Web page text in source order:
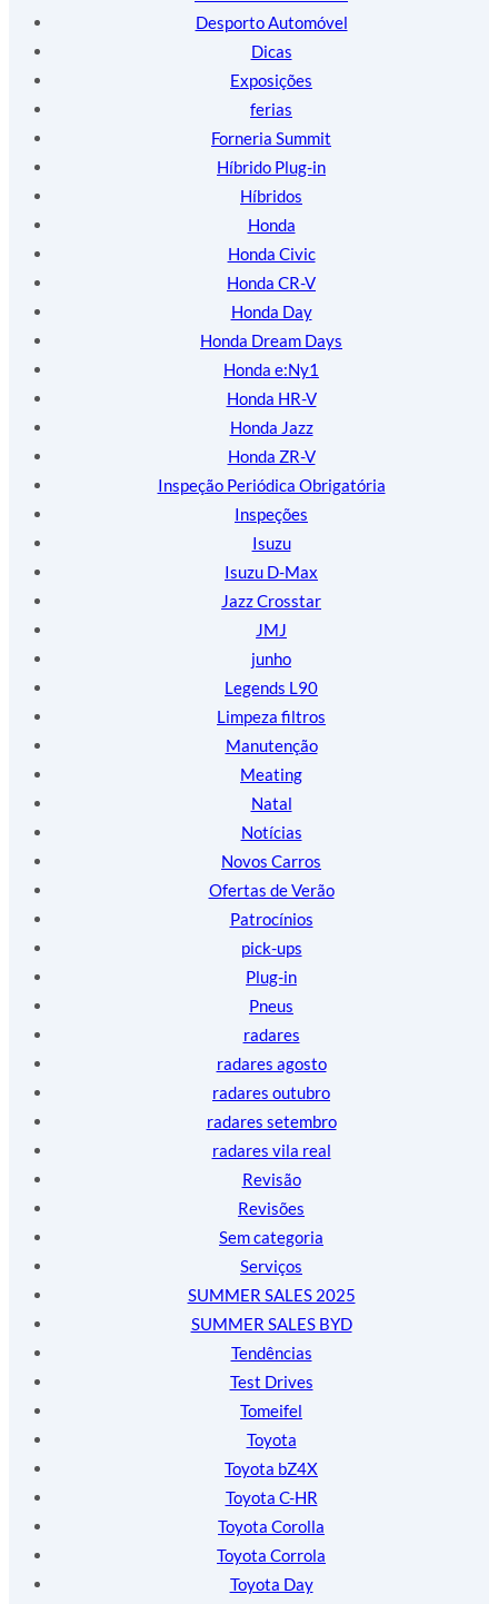
Desporto Automóvel
Dicas
Exposições
ferias
Forneria Summit
Híbrido Plug-in
Híbridos
Honda
Honda Civic
Honda CR-V
Honda Day
Honda Dream Days
Honda e:Ny1
Honda HR-V
Honda Jazz
Honda ZR-V
Inspeção Periódica Obrigatória
Inspeções
Isuzu
Isuzu D-Max
Jazz Crosstar
JMJ
junho
Legends L90
Limpeza filtros
Manutenção
Meating
Natal
Notícias
Novos Carros
Ofertas de Verão
Patrocínios
pick-ups
Plug-in
Pneus
radares
radares agosto
radares outubro
radares setembro
radares vila real
Revisão
Revisões
Sem categoria
Serviços
SUMMER SALES 2025
SUMMER SALES BYD
Tendências
Test Drives
Tomeifel
Toyota
Toyota bZ4X
Toyota C-HR
Toyota Corolla
Toyota Corrola
Toyota Day